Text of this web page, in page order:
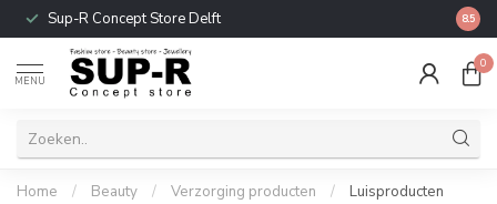
Sup-R Concept Store Delft 8.5
MENU
0
Home / Beauty / Verzorging producten / Luisproducten